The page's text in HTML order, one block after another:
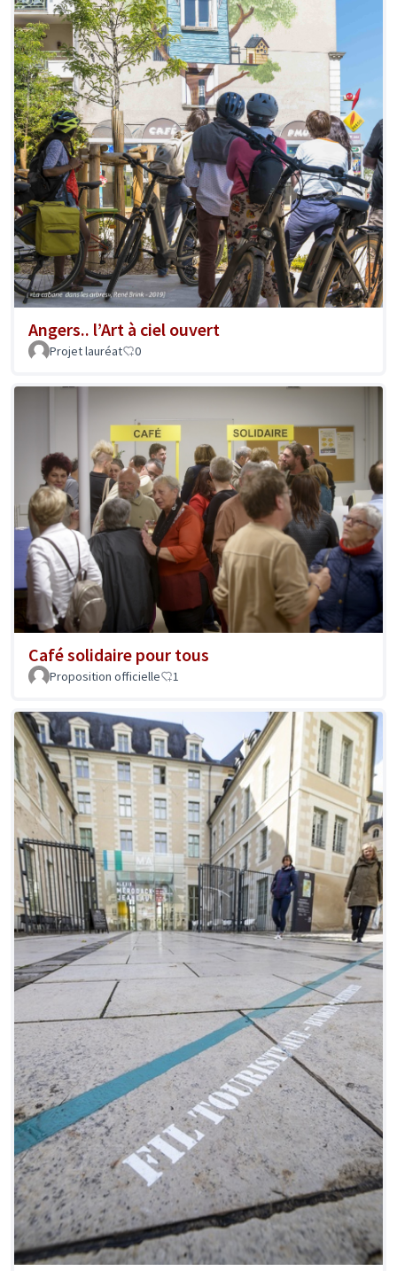
Angers.. l’Art à ciel ouvert
Projet lauréat 0
Café solidaire pour tous
Proposition officielle 1